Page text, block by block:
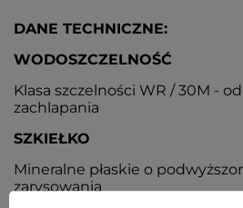
DANE TECHNICZNE:
WODOSZCZELNOŚĆ
Klasa szczelności WR / 30M -
zachlapania
SZKIEŁKO
Mineralne płaskie o
zarysowania